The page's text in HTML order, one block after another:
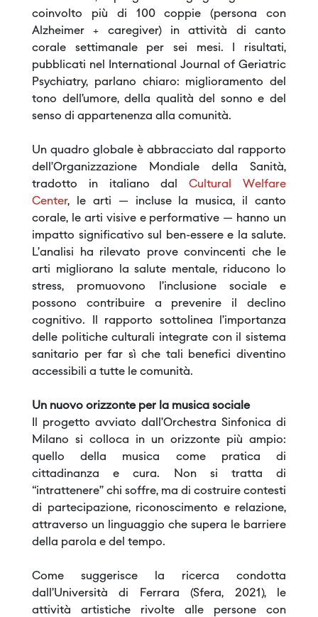
coinvolto più di 100 coppie (persona con
Alzheimer + caregiver) in attività di canto
corale settimanale per sei mesi. I risultati,
pubblicati nel International Journal of Geriatric
Psychiatry, parlano chiaro: miglioramento del
tono dell’umore, della qualità del sonno e del
senso di appartenenza alla comunità.
Un quadro globale è abbracciato dal rapporto
dell’Organizzazione Mondiale della Sanità,
tradotto in italiano dalCultural Welfare
Center, le arti — incluse la musica, il canto
corale, le arti visive e performative — hanno un
impatto significativo sul ben-essere e la salute.
L’analisi ha rilevato prove convincenti che le
arti migliorano la salute mentale, riducono lo
stress, promuovono l’inclusione sociale e
possono contribuire a prevenire il declino
cognitivo. Il rapporto sottolinea l’importanza
delle politiche culturali integrate con il sistema
sanitario per far sì che tali benefici diventino
accessibili a tutte le comunità.
Un nuovo orizzonte per la musica sociale
Il progetto avviato dall’Orchestra Sinfonica di
Milano si colloca in un orizzonte più ampio:
quello della musica come pratica di
cittadinanza e cura. Non si tratta di
“intrattenere” chi soffre, ma di costruire contesti
di partecipazione, riconoscimento e relazione,
attraverso un linguaggio che supera le barriere
della parola e del tempo.
Come suggerisce la ricerca condotta
dall’Università di Ferrara (Sfera, 2021), le
attività artistiche rivolte alle persone con